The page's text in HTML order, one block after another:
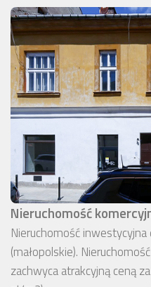
Nieruchomość
Nieruchomość
(małopolskie).
zachwyca atrakcyjną ceną